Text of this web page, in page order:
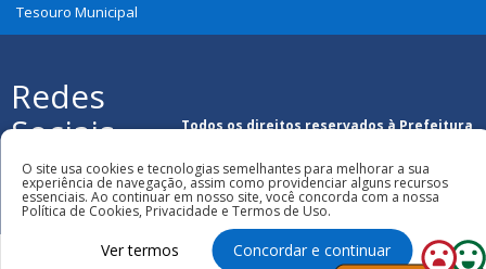
Tesouro Municipal
Redes
Sociais
Todos os direitos reservados à Prefeitura
O site usa cookies e tecnologias semelhantes para melhorar a sua
experiência de navegação, assim como providenciar alguns recursos
essenciais. Ao continuar em nosso site, você concorda com a nossa
Política de Cookies, Privacidade e Termos de Uso.
Ver termos Concordar e continuar